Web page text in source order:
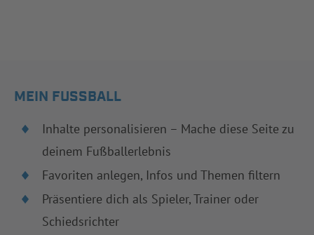
MEIN FUSSBALL
Inhalte personalisieren – Mache diese Seite zu
deinem Fußballerlebnis
Favoriten anlegen, Infos und Themen filtern
Präsentiere dich als Spieler, Trainer oder
Schiedsrichter